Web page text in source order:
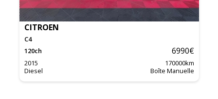
CITROEN
C4
120ch 6990€
2015 170000km
Diesel
Boîte Manuelle